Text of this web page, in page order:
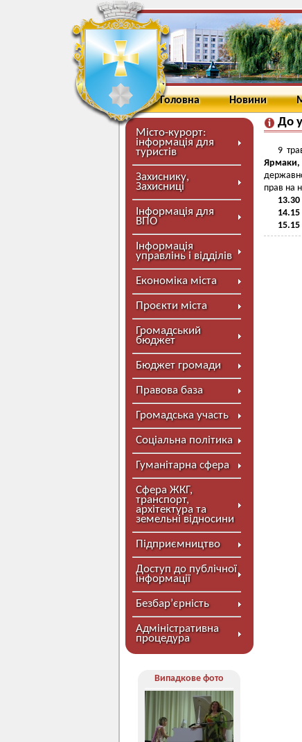
Головна Новини
Місто-курорт:
інформація для
туристів
Захиснику,
Захисниці
Інформація для
ВПО
Інформація
управлінь і відділів
Економіка міста
Проєкти міста
Громадський
бюджет
Бюджет громади
Правова база
Громадська участь
Соціальна політика
Гуманітарна сфера
Сфера ЖКГ,
транспорт,
архітектура та
земельні відносини
Підприємництво
Доступ до публічної
інформації
Безбар’єрність
Адміністративна
процедура
Випадкове фото
До
9
Ярмаки,
прав на
13.30
14.15
15.15